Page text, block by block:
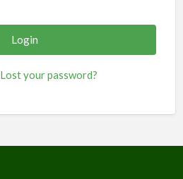
Lost your password?